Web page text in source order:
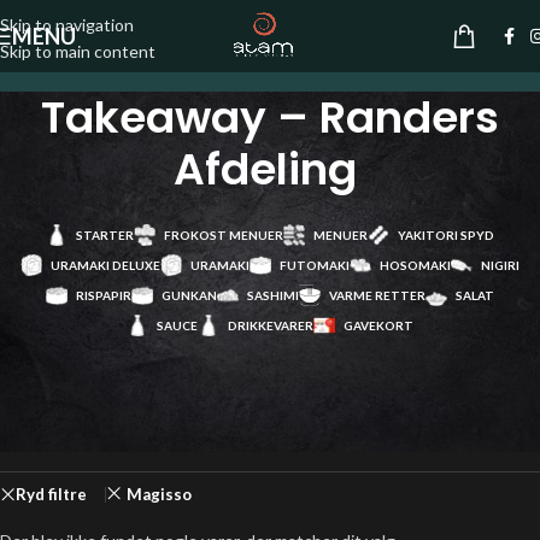
Skip to navigation
Skip to main content
MENU
Takeaway – Randers
Afdeling
STARTER FROKOST MENUER MENUER YAKITORI SPYD
URAMAKI DELUXE URAMAKI FUTOMAKI HOSOMAKI NIGIRI
RISPAPIR GUNKAN SASHIMI VARME RETTER SALAT
SAUCE DRIKKEVARER GAVEKORT
Ryd filtre Magisso